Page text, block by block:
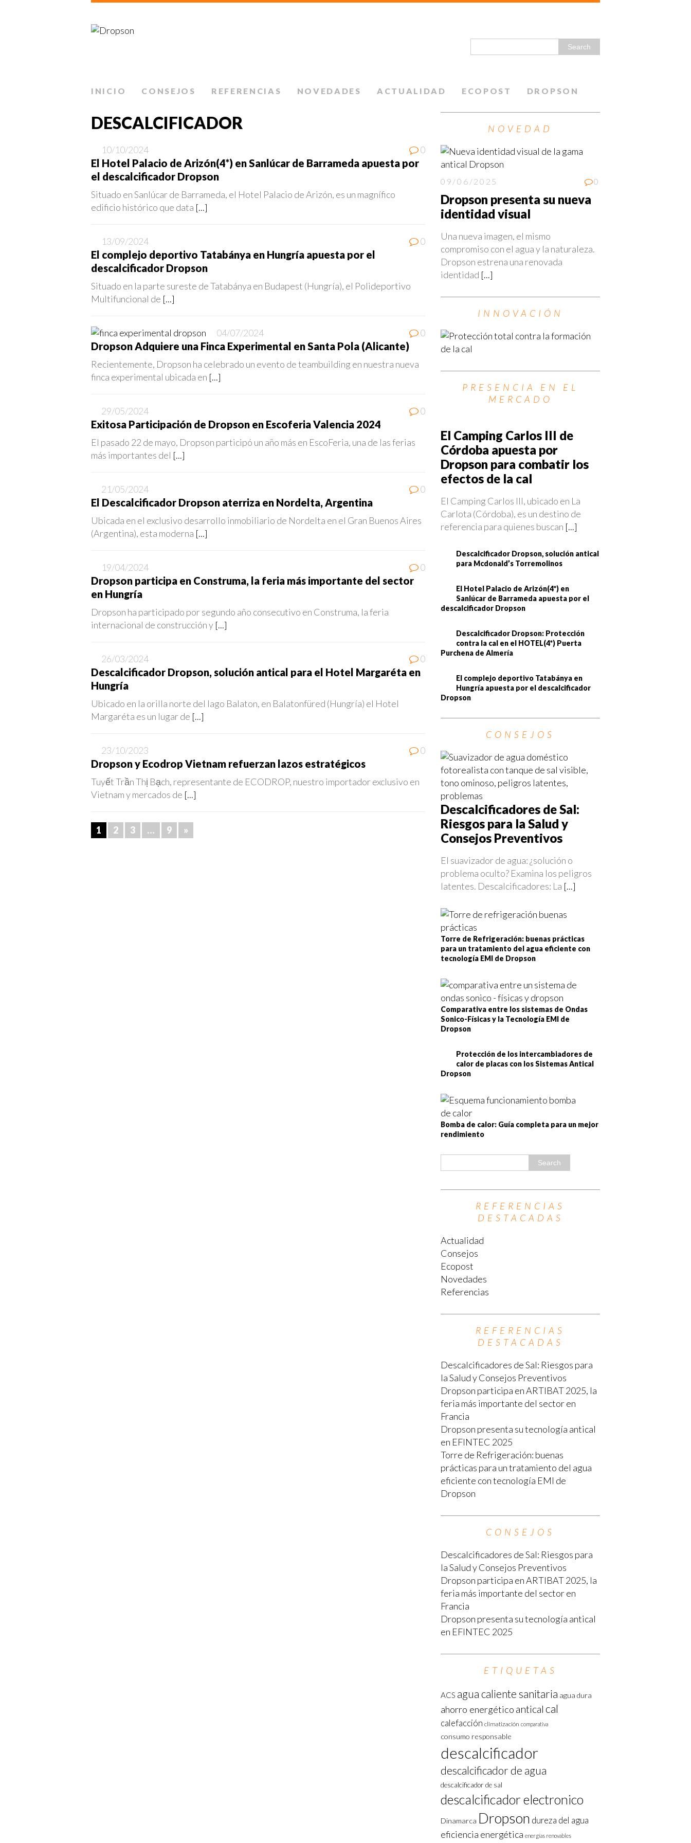
INICIO CONSEJOS REFERENCIAS NOVEDADES ACTUALIDAD ECOPOST DROPSON
DESCALCIFICADOR
10/10/2024 0
El Hotel Palacio de Arizón(4*) en Sanlúcar de Barrameda apuesta por
el descalcificador Dropson
Situado en Sanlúcar de Barrameda, el Hotel Palacio de Arizón, es un magnífico
edificio histórico que data [...]
13/09/2024 0
El complejo deportivo Tatabánya en Hungría apuesta por el
descalcificador Dropson
Situado en la parte sureste de Tatabánya en Budapest (Hungría), el Polideportivo
Multifuncional de [...]
04/07/2024 0
Dropson Adquiere una Finca Experimental en Santa Pola (Alicante)
Recientemente, Dropson ha celebrado un evento de teambuilding en nuestra nueva
finca experimental ubicada en [...]
29/05/2024 0
Exitosa Participación de Dropson en Escoferia Valencia 2024
El pasado 22 de mayo, Dropson participó un año más en EscoFeria, una de las ferias
más importantes del [...]
21/05/2024 0
El Descalcificador Dropson aterriza en Nordelta, Argentina
Ubicada en el exclusivo desarrollo inmobiliario de Nordelta en el Gran Buenos Aires
(Argentina), esta moderna [...]
19/04/2024 0
Dropson participa en Construma, la feria más importante del sector
en Hungría
Dropson ha participado por segundo año consecutivo en Construma, la feria
internacional de construcción y [...]
26/03/2024 0
Descalcificador Dropson, solución antical para el Hotel Margaréta en
Hungría
Ubicado en la orilla norte del lago Balaton, en Balatonfüred (Hungría) el Hotel
Margaréta es un lugar de [...]
23/10/2023 0
Dropson y Ecodrop Vietnam refuerzan lazos estratégicos
Tuyết Trần Thị Bạch, representante de ECODROP, nuestro importador exclusivo en
Vietnam y mercados de [...]
1 2 3 … 9 »
NOVEDAD
09/06/2025 0
Dropson presenta su nueva
identidad visual
Una nueva imagen, el mismo
compromiso con el agua y la naturaleza.
Dropson estrena una renovada
identidad [...]
INNOVACIÓN
PRESENCIA EN EL
MERCADO
El Camping Carlos III de
Córdoba apuesta por
Dropson para combatir los
efectos de la cal
El Camping Carlos III, ubicado en La
Carlota (Córdoba), es un destino de
referencia para quienes buscan [...]
Descalcificador Dropson, solución antical
para Mcdonald’s Torremolinos
El Hotel Palacio de Arizón(4*) en
Sanlúcar de Barrameda apuesta por el
descalcificador Dropson
Descalcificador Dropson: Protección
contra la cal en el HOTEL(4*) Puerta
Purchena de Almería
El complejo deportivo Tatabánya en
Hungría apuesta por el descalcificador
Dropson
CONSEJOS
Descalcificadores de Sal:
Riesgos para la Salud y
Consejos Preventivos
El suavizador de agua: ¿solución o
problema oculto? Examina los peligros
latentes. Descalcificadores: La [...]
Torre de Refrigeración: buenas prácticas
para un tratamiento del agua eficiente con
tecnología EMI de Dropson
Comparativa entre los sistemas de Ondas
Sonico-Físicas y la Tecnología EMI de
Dropson
Protección de los intercambiadores de
calor de placas con los Sistemas Antical
Dropson
Bomba de calor: Guía completa para un mejor
rendimiento
REFERENCIAS
DESTACADAS
Actualidad
Consejos
Ecopost
Novedades
Referencias
REFERENCIAS
DESTACADAS
Descalcificadores de Sal: Riesgos para
la Salud y Consejos Preventivos
Dropson participa en ARTIBAT 2025, la
feria más importante del sector en
Francia
Dropson presenta su tecnología antical
en EFINTEC 2025
Torre de Refrigeración: buenas
prácticas para un tratamiento del agua
eficiente con tecnología EMI de
Dropson
CONSEJOS
Descalcificadores de Sal: Riesgos para
la Salud y Consejos Preventivos
Dropson participa en ARTIBAT 2025, la
feria más importante del sector en
Francia
Dropson presenta su tecnología antical
en EFINTEC 2025
ETIQUETAS
ACS agua caliente sanitaria agua dura
ahorro energético antical cal
calefacción climatización comparativa
consumo responsable
descalcificador
descalcificador de agua
descalcificador de sal
descalcificador electronico
Dinamarca Dropson dureza del agua
eficiencia energética energías renovables